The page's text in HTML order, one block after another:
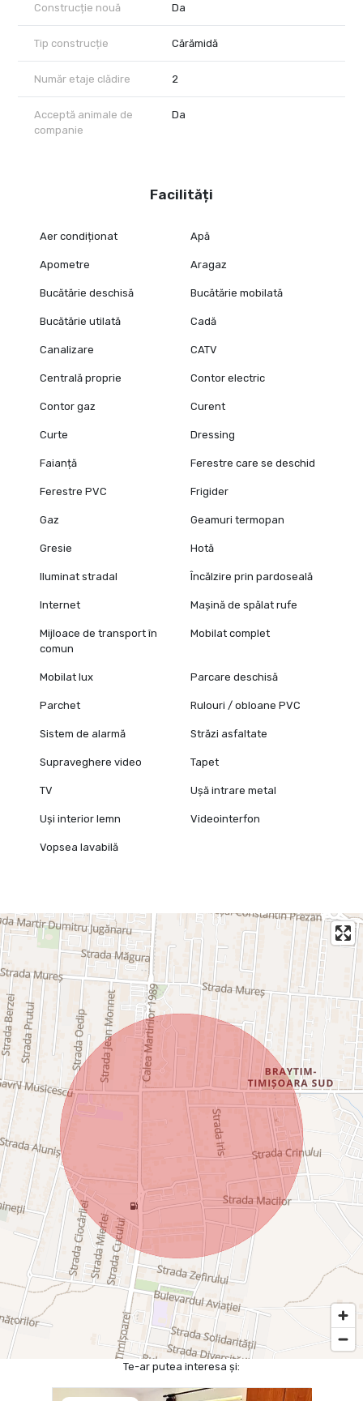
Construcție nouă Da
Tip construcție Cărămidă
Număr etaje clădire 2
Acceptă animale de
companie
Da
Facilități
Aer condiționat Apă
Apometre Aragaz
Bucătărie deschisă Bucătărie mobilată
Bucătărie utilată Cadă
Canalizare CATV
Centrală proprie Contor electric
Contor gaz Curent
Curte Dressing
Faianță Ferestre care se deschid
Ferestre PVC Frigider
Gaz Geamuri termopan
Gresie Hotă
Iluminat stradal Încălzire prin pardoseală
Internet Mașină de spălat rufe
Mijloace de transport în
comun
Mobilat complet
Mobilat lux Parcare deschisă
Parchet Rulouri / obloane PVC
Sistem de alarmă Străzi asfaltate
Supraveghere video Tapet
TV Ușă intrare metal
Uși interior lemn Videointerfon
Vopsea lavabilă
Te-ar putea interesa și: